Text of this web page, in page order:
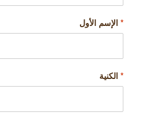
* الإسم الأول
* الكنية